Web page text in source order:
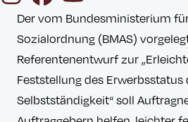
Der vom Bundesministerium
Sozialordnung (BMAS)
Referentenentwurf zur
Feststellung des Erwerbsstatus
Selbstständigkeit“ soll